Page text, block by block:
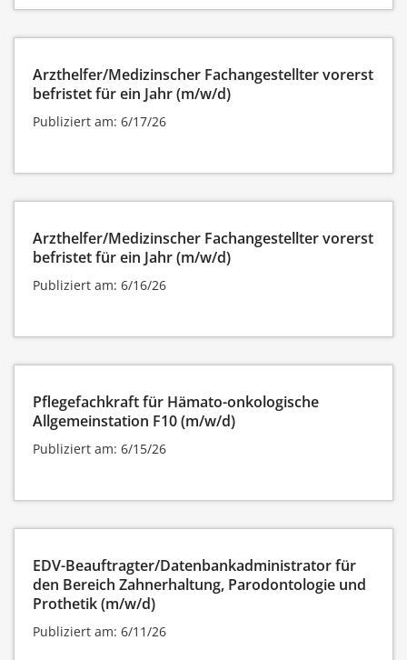
Arzthelfer/Medizinscher Fachangestellter vorerst
befristet für ein Jahr (m/w/d)
Publiziert am: 6/17/26
Arzthelfer/Medizinscher Fachangestellter vorerst
befristet für ein Jahr (m/w/d)
Publiziert am: 6/16/26
Pflegefachkraft für Hämato-onkologische
Allgemeinstation F10 (m/w/d)
Publiziert am: 6/15/26
EDV-Beauftragter/Datenbankadministrator für
den Bereich Zahnerhaltung, Parodontologie und
Prothetik (m/w/d)
Publiziert am: 6/11/26